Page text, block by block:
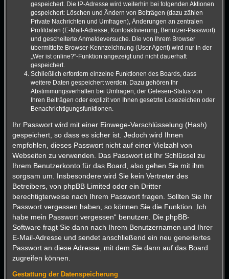
gespeichert. Die IP-Adresse wird weiterhin bei folgenden Aktionen
gespeichert: Löschen und Ändern von Beiträgen (dazu zählen
Private Nachrichten und Umfragen), Änderungen an zentralen
Profildaten (E-Mail-Adresse, Kontoaktivierung, Benutzer-Passwort)
und gescheiterte Anmeldeversuche. Die von Ihrem Browser
übermittelte Browser-Kennzeichnung (User Agent) wird nur in der
„Wer ist online?“-Funktion angezeigt und nicht dauerhaft
gespeichert.
Schließlich erfordern einzelne Funktionen des Boards, dass
weitere Daten gespeichert werden. Dazu gehören Ihr
Abstimmungsverhalten bei Umfragen, der Gelesen-Status von
Ihren Beiträgen oder explizit von Ihnen gesetzte Lesezeichen oder
Benachrichtigungsfunktionen.
Ihr Passwort wird mit einer Einwege-Verschlüsselung (Hash)
gespeichert, so dass es sicher ist. Jedoch wird Ihnen
empfohlen, dieses Passwort nicht auf einer Vielzahl von
Webseiten zu verwenden. Das Passwort ist Ihr Schlüssel zu
Ihrem Benutzerkonto für das Board, also gehen Sie mit ihm
sorgsam um. Insbesondere wird Sie kein Vertreter des
Betreibers, von phpBB Limited oder ein Dritter
berechtigterweise nach Ihrem Passwort fragen. Sollten Sie Ihr
Passwort vergessen haben, so können Sie die Funktion „Ich
habe mein Passwort vergessen“ benutzen. Die phpBB-
Software fragt Sie dann nach Ihrem Benutzernamen und Ihrer
E-Mail-Adresse und sendet anschließend ein neu generiertes
Passwort an diese Adresse, mit dem Sie dann auf das Board
zugreifen können.
Gestattung der Datenspeicherung